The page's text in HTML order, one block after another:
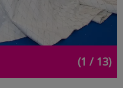
(1 / 13)